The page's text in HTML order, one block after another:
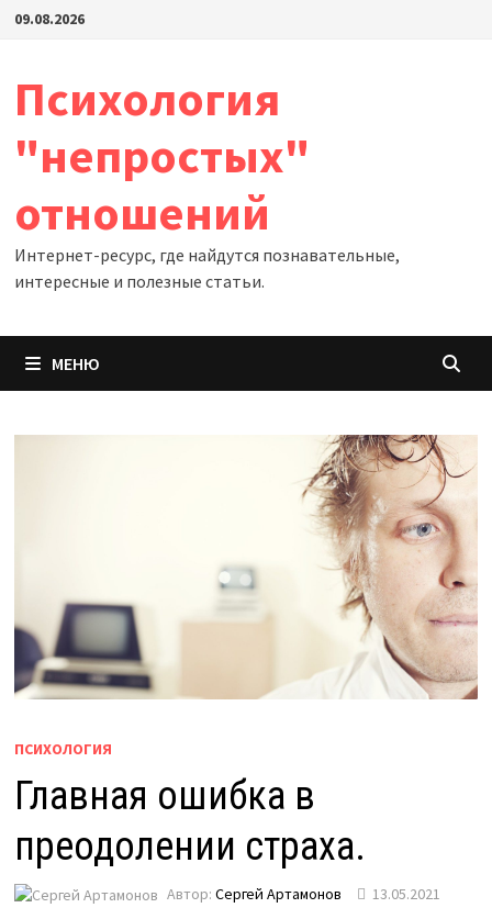
Перейти
09.08.2026
Психология
"непростых"
отношений
Интернет-ресурс, где найдутся познавательные,
интересные и полезные статьи.
МЕНЮ
ПСИХОЛОГИЯ
Главная ошибка в
преодолении страха.
Автор: Сергей Артамонов 13.05.2021